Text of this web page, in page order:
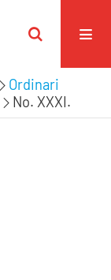
Ordinari
No. XXXI.